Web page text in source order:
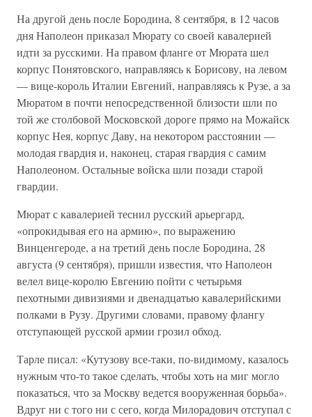
На другой день после Бородина, 8 сентября, в 12 часов
дня Наполеон приказал Мюрату со своей кавалерией
идти за русскими. На правом фланге от Мюрата шел
корпус Понятовского, направляясь к Борисову, на левом
— вице-король Италии Евгений, направляясь к Рузе, а за
Мюратом в почти непосредственной близости шли по
той же столбовой Московской дороге прямо на Можайск
корпус Нея, корпус Даву, на некотором расстоянии —
молодая гвардия и, наконец, старая гвардия с самим
Наполеоном. Остальные войска шли позади старой
гвардии.
Мюрат с кавалерией теснил русский арьергард,
«опрокидывая его на армию», по выражению
Винценгероде, а на третий день после Бородина, 28
августа (9 сентября), пришли известия, что Наполеон
велел вице-королю Евгению пойти с четырьмя
пехотными дивизиями и двенадцатью кавалерийскими
полками в Рузу. Другими словами, правому флангу
отступающей русской армии грозил обход.
Тарле писал: «Кутузову все-таки, по-видимому, казалось
нужным что-то такое сделать, чтобы хоть на миг могло
показаться, что за Москву ведется вооруженная борьба».
Вдруг ни с того ни с сего, когда Милорадович отступал с